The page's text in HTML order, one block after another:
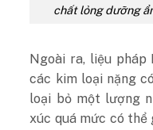
chất lỏng dưỡng
Ngoài ra, liệu
các kim loại nặng
loại bỏ một lượng
xúc quá mức có thể